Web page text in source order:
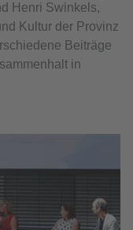
Henri Swinkels,
Kultur der Provinz
Beiträge
in